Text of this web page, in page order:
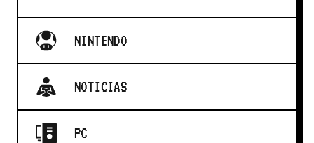
NINTENDO
NOTICIAS
PC